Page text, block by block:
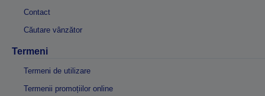
Contact
Căutare vânzător
Termeni
Termeni de utilizare
Termenii promoțiilor online